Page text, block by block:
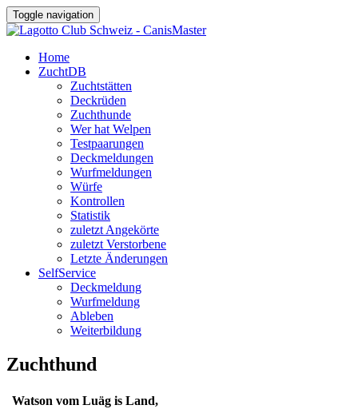
Toggle navigation
Home
ZuchtDB
Zuchtstätten
Deckrüden
Zuchthunde
Wer hat Welpen
Testpaarungen
Deckmeldungen
Wurfmeldungen
Würfe
Kontrollen
Statistik
zuletzt Angekörte
zuletzt Verstorbene
Letzte Änderungen
SelfService
Deckmeldung
Wurfmeldung
Ableben
Weiterbildung
Zuchthund
Watson vom Luäg is Land,